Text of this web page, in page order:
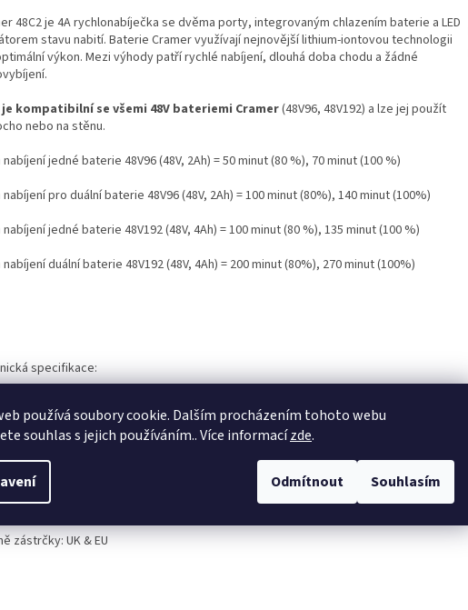
používá soubory cookie. Dalším procházením tohoto webu
souhlas s jejich používáním.. Více informacízde.
Odmítnout Souhlasím
48C2 je 4A rychlonabíječka se dvěma porty, integrovaným chlazením baterie a LED
stavu nabití. Baterie Cramer využívají nejnovější lithium-iontovou technologii
výkon. Mezi výhody patří rychlé nabíjení, dlouhá doba chodu a žádné
je kompatibilní se všemi 48V bateriemi Cramer(48V96, 48V192) a lze jej použít
nebo na stěnu.
nabíjení jedné baterie 48V96 (48V, 2Ah) = 50 minut (80 %), 70 minut (100 %)
nabíjení pro duální baterie 48V96 (48V, 2Ah)= 100 minut (80%), 140 minut (100%)
nabíjení jedné baterie 48V192 (48V, 4Ah) = 100 minut (80 %), 135 minut (100 %)
nabíjení duální baterie 48V192 (48V, 4Ah) = 200 minut (80%), 270 minut (100%)
specifikace:
pro baterie:2
8 A
:0,64
zástrčky: UK & EU